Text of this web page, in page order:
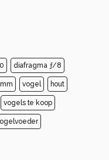
diafragma ƒ/8
vogel hout
vogels te koop